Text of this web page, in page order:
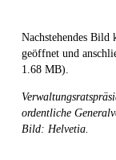
Nachstehendes
geöffnet und
1.68 MB).
ordentliche
Bild: Helvetia.